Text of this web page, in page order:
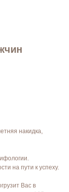
накидка,
на пути к успеху.
Вас в